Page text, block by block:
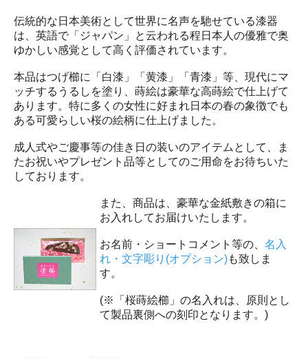
伝統的な日本美術として世界に名声を馳せている漆器
は、英語で「ジャパン」と云われる程日本人の優雅で奥
ゆかしい感覚として高く評価されています。
本品はつげ櫛に「白漆」「黄漆」「青漆」等、現代にマ
ッチするうるしを塗り、蒔絵は豪華な高蒔絵で仕上げて
あります。特に多くの女性に好まれ日本の春の象徴でも
ある可愛らしい桜の絵柄に仕上げました。
成人式やご慶事等の佳き日の装いのアイテムとして、ま
たお祝いやプレゼント品等としてのご用命をお待ちいた
しております。
また、商品は、豪華な金紙敷きの箱に
お入れしてお届けいたします。
お名前・ショートコメント等の、 名入
れ・文字彫り(オプション)も致しま
す。
(※「桜蒔絵櫛」の名入れは、原則とし
て製品裏側への刻印となります。)